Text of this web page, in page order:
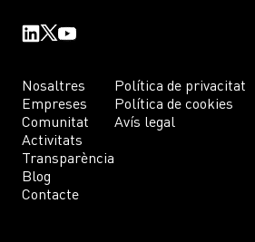
Nosaltres
Empreses
Comunitat
Activitats
Transparència
Blog
Contacte
Política de privacitat
Política de cookies
Avís legal